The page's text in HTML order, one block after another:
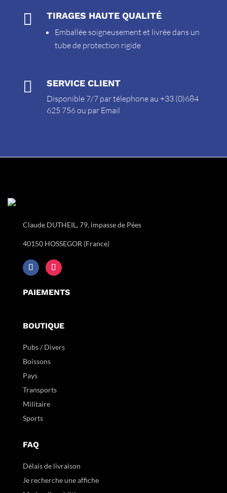
 TIRAGES HAUTE QUALITÉ
Emballée soigneusement et livrée dans un
tube de protection rigide
 SERVICE CLIENT
Disponible 7/7 par télephone au +33 (0)684
625 756 ou par Email
Claude DUTHEIL, 79, impasse de Pées
40150 HOSSEGOR (France)
PAIEMENTS
BOUTIQUE
Pubs / Divers
Boissons
Pays
Transports
Militaire
Sports
FAQ
Délais de livraison
Je recherche une affiche